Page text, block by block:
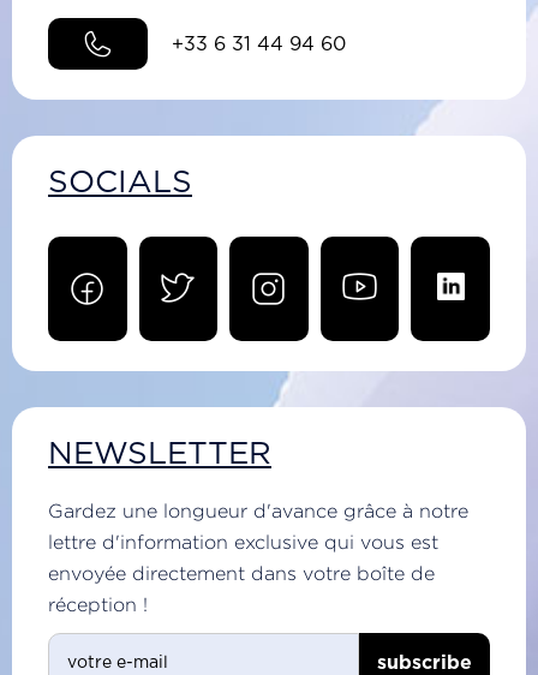
+33 6 31 44 94 60
SOCIALS
NEWSLETTER
Gardez une longueur d'avance grâce à notre
lettre d'information exclusive qui vous est
envoyée directement dans votre boîte de
réception !